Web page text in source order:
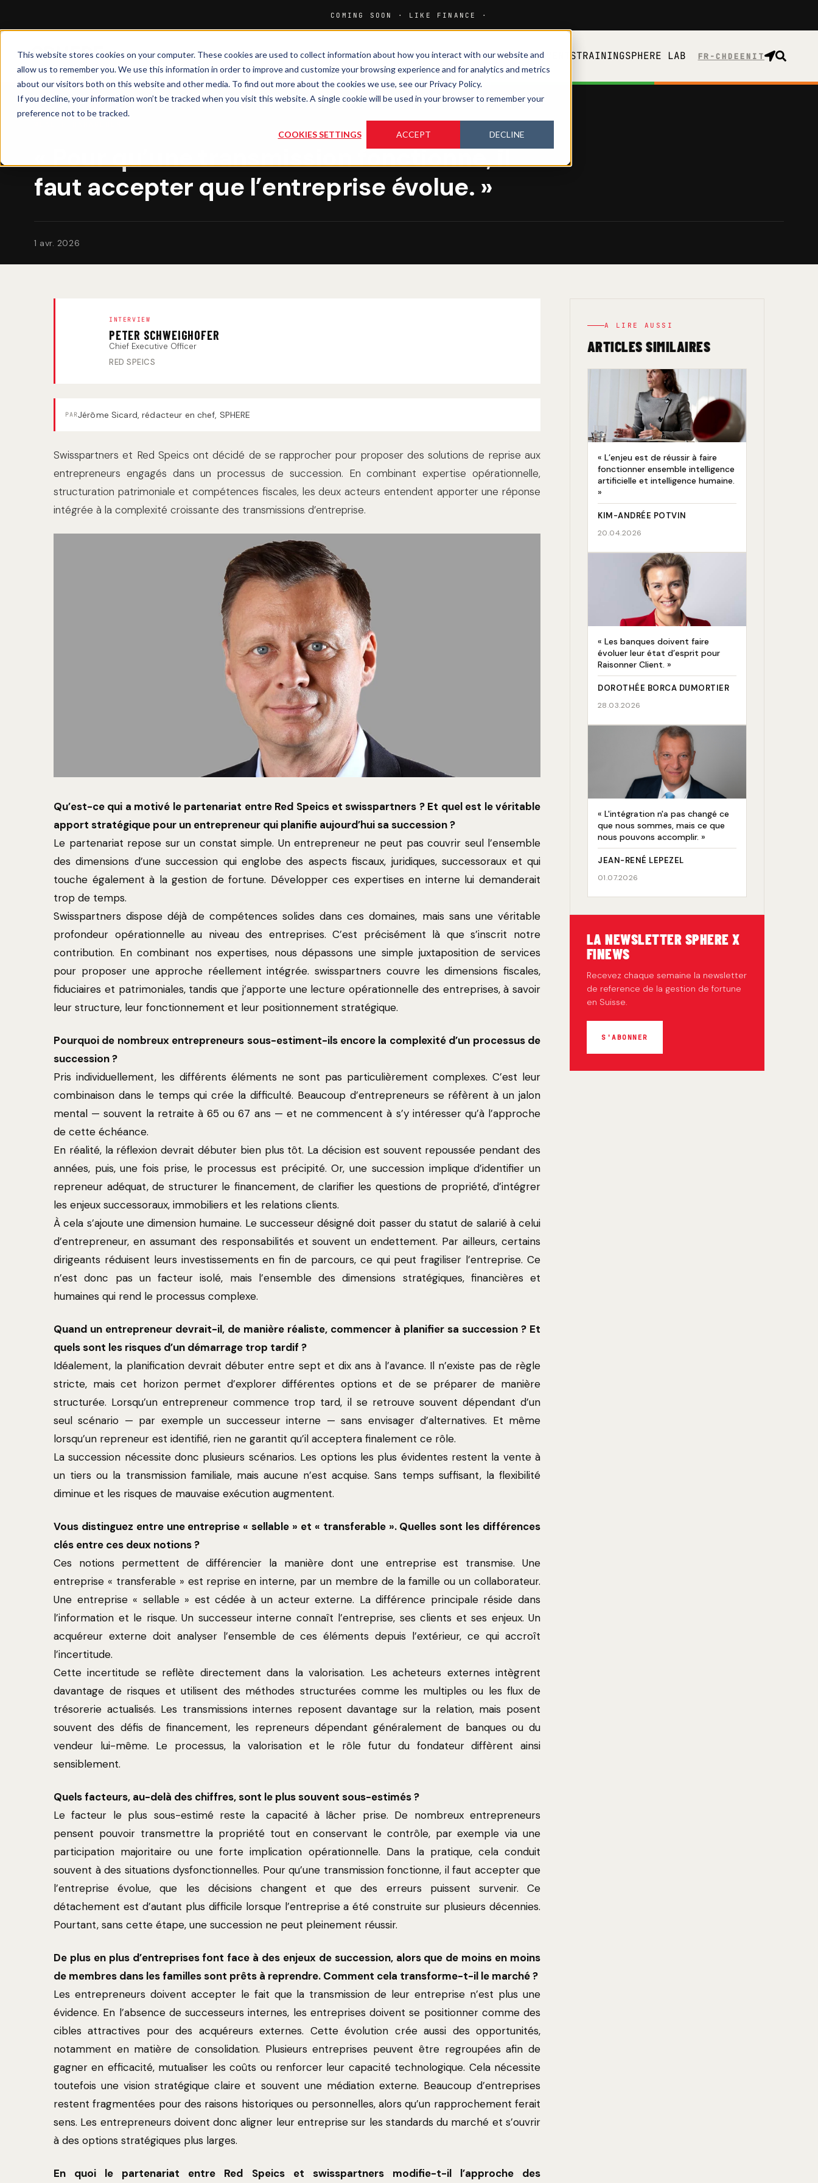
This website stores cookies on your computer. These cookies are used to collect information about how you interact with our website and
allow us to remember you. We use this information in order to improve and customize your browsing experience and for analytics and metrics
about our visitors both on this website and other media. To find out more about the cookies we use, see our Privacy Policy.
If you decline, your information won’t be tracked when you visit this website. A single cookie will be used in your browser to remember your
preference not to be tracked.
COOKIES SETTINGS ACCEPT DECLINE
HOMEMEDIAMAGAZINEEVENTSTRAININGSPHERE LAB FR-CH
« Pour qu’une transmission fonctionne, il
faut accepter que l’entreprise évolue. »
1 avr. 2026
INTERVIEW
PETER SCHWEIGHOFER
Chief Executive Officer
RED SPEICS
PARJérôme Sicard, rédacteur en chef, SPHERE
Swisspartners et Red Speics ont décidé de se rapprocher pour proposer des solutions de reprise aux
entrepreneurs engagés dans un processus de succession. En combinant expertise opérationnelle,
structuration patrimoniale et compétences fiscales, les deux acteurs entendent apporter une réponse
intégrée à la complexité croissante des transmissions d’entreprise.
Qu’est-ce qui a motivé le partenariat entre Red Speics et swisspartners ? Et quel est le véritable
apport stratégique pour un entrepreneur qui planifie aujourd’hui sa succession ?
Le partenariat repose sur un constat simple. Un entrepreneur ne peut pas couvrir seul l’ensemble
des dimensions d’une succession qui englobe des aspects fiscaux, juridiques, successoraux et qui
touche également à la gestion de fortune. Développer ces expertises en interne lui demanderait
trop de temps.
Swisspartners dispose déjà de compétences solides dans ces domaines, mais sans une véritable
profondeur opérationnelle au niveau des entreprises. C’est précisément là que s’inscrit notre
contribution. En combinant nos expertises, nous dépassons une simple juxtaposition de services
pour proposer une approche réellement intégrée. swisspartners couvre les dimensions fiscales,
fiduciaires et patrimoniales, tandis que j’apporte une lecture opérationnelle des entreprises, à savoir
leur structure, leur fonctionnement et leur positionnement stratégique.
Pourquoi de nombreux entrepreneurs sous-estiment-ils encore la complexité d’un processus de
succession ?
Pris individuellement, les différents éléments ne sont pas particulièrement complexes. C’est leur
combinaison dans le temps qui crée la difficulté. Beaucoup d’entrepreneurs se réfèrent à un jalon
mental — souvent la retraite à 65 ou 67 ans — et ne commencent à s’y intéresser qu’à l’approche
de cette échéance.
En réalité, la réflexion devrait débuter bien plus tôt. La décision est souvent repoussée pendant des
années, puis, une fois prise, le processus est précipité. Or, une succession implique d’identifier un
repreneur adéquat, de structurer le financement, de clarifier les questions de propriété, d’intégrer
les enjeux successoraux, immobiliers et les relations clients.
À cela s’ajoute une dimension humaine. Le successeur désigné doit passer du statut de salarié à celui
d’entrepreneur, en assumant des responsabilités et souvent un endettement. Par ailleurs, certains
dirigeants réduisent leurs investissements en fin de parcours, ce qui peut fragiliser l’entreprise. Ce
n’est donc pas un facteur isolé, mais l’ensemble des dimensions stratégiques, financières et
humaines qui rend le processus complexe.
Quand un entrepreneur devrait-il, de manière réaliste, commencer à planifier sa succession ? Et
quels sont les risques d’un démarrage trop tardif ?
Idéalement, la planification devrait débuter entre sept et dix ans à l’avance. Il n’existe pas de règle
stricte, mais cet horizon permet d’explorer différentes options et de se préparer de manière
structurée. Lorsqu’un entrepreneur commence trop tard, il se retrouve souvent dépendant d’un
seul scénario — par exemple un successeur interne — sans envisager d’alternatives. Et même
lorsqu’un repreneur est identifié, rien ne garantit qu’il acceptera finalement ce rôle.
La succession nécessite donc plusieurs scénarios. Les options les plus évidentes restent la vente à
un tiers ou la transmission familiale, mais aucune n’est acquise. Sans temps suffisant, la flexibilité
diminue et les risques de mauvaise exécution augmentent.
Vous distinguez entre une entreprise « sellable » et « transferable ». Quelles sont les différences
clés entre ces deux notions ?
Ces notions permettent de différencier la manière dont une entreprise est transmise. Une
entreprise « transferable » est reprise en interne, par un membre de la famille ou un collaborateur.
Une entreprise « sellable » est cédée à un acteur externe. La différence principale réside dans
l’information et le risque. Un successeur interne connaît l’entreprise, ses clients et ses enjeux. Un
acquéreur externe doit analyser l’ensemble de ces éléments depuis l’extérieur, ce qui accroît
l’incertitude.
Cette incertitude se reflète directement dans la valorisation. Les acheteurs externes intègrent
davantage de risques et utilisent des méthodes structurées comme les multiples ou les flux de
trésorerie actualisés. Les transmissions internes reposent davantage sur la relation, mais posent
souvent des défis de financement, les repreneurs dépendant généralement de banques ou du
vendeur lui-même. Le processus, la valorisation et le rôle futur du fondateur diffèrent ainsi
sensiblement.
Quels facteurs, au-delà des chiffres, sont le plus souvent sous-estimés ?
Le facteur le plus sous-estimé reste la capacité à lâcher prise. De nombreux entrepreneurs
pensent pouvoir transmettre la propriété tout en conservant le contrôle, par exemple via une
participation majoritaire ou une forte implication opérationnelle. Dans la pratique, cela conduit
souvent à des situations dysfonctionnelles. Pour qu’une transmission fonctionne, il faut accepter que
l’entreprise évolue, que les décisions changent et que des erreurs puissent survenir. Ce
détachement est d’autant plus difficile lorsque l’entreprise a été construite sur plusieurs décennies.
Pourtant, sans cette étape, une succession ne peut pleinement réussir.
De plus en plus d’entreprises font face à des enjeux de succession, alors que de moins en moins
de membres dans les familles sont prêts à reprendre. Comment cela transforme-t-il le marché ?
Les entrepreneurs doivent accepter le fait que la transmission de leur entreprise n’est plus une
évidence. En l’absence de successeurs internes, les entreprises doivent se positionner comme des
cibles attractives pour des acquéreurs externes. Cette évolution crée aussi des opportunités,
notamment en matière de consolidation. Plusieurs entreprises peuvent être regroupées afin de
gagner en efficacité, mutualiser les coûts ou renforcer leur capacité technologique. Cela nécessite
toutefois une vision stratégique claire et souvent une médiation externe. Beaucoup d’entreprises
restent fragmentées pour des raisons historiques ou personnelles, alors qu’un rapprochement ferait
sens. Les entrepreneurs doivent donc aligner leur entreprise sur les standards du marché et s’ouvrir
à des options stratégiques plus larges.
En quoi le partenariat entre Red Speics et swisspartners modifie-t-il l’approche des
A LIRE AUSSI
ARTICLES SIMILAIRES
« L’enjeu est de réussir à faire
fonctionner ensemble intelligence
artificielle et intelligence humaine.
»
KIM-ANDRÉE POTVIN
20.04.2026
« Les banques doivent faire
évoluer leur état d’esprit pour
Raisonner Client. »
DOROTHÉE BORCA DUMORTIER
28.03.2026
« L'intégration n'a pas changé ce
que nous sommes, mais ce que
nous pouvons accomplir. »
JEAN-RENÉ LEPEZEL
01.07.2026
LA NEWSLETTER SPHERE X
FINEWS
Recevez chaque semaine la newsletter
de reference de la gestion de fortune
en Suisse.
S'ABONNER